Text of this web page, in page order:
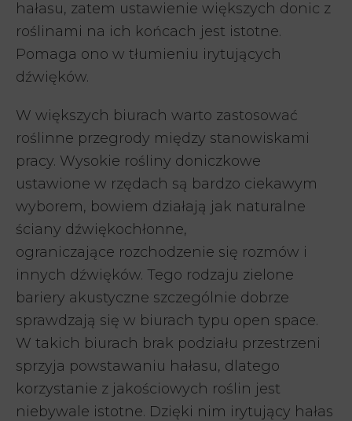
hałasu, zatem ustawienie większych donic z
roślinami na ich końcach jest istotne.
Pomaga ono w tłumieniu irytujących
dźwięków.
W większych biurach warto zastosować
roślinne przegrody między stanowiskami
pracy. Wysokie rośliny doniczkowe
ustawione w rzędach są bardzo ciekawym
wyborem, bowiem działają jak naturalne
ściany dźwiękochłonne,
ograniczające rozchodzenie się rozmów i
innych dźwięków. Tego rodzaju zielone
bariery akustyczne szczególnie dobrze
sprawdzają się w biurach typu open space.
W takich biurach brak podziału przestrzeni
sprzyja powstawaniu hałasu, dlatego
korzystanie z jakościowych roślin jest
niebywale istotne. Dzięki nim irytujący hałas